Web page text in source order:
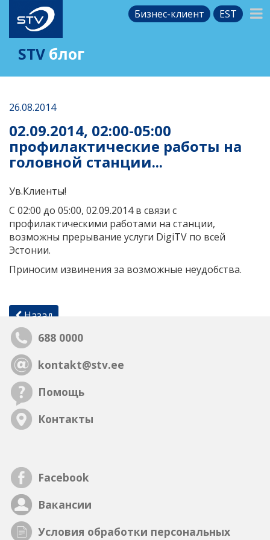
Бизнес-клиент EST
STV блог
26.08.2014
02.09.2014, 02:00-05:00
профилактические работы на
головной станции...
Ув.Клиенты!
C 02:00 до 05:00, 02.09.2014 в связи с
профилактическими работами на станции,
возможны прерывание услуги DigiTV по всей
Эстонии.
Приносим извинения за возможные неудобства.
Назад
688 0000
kontakt@stv.ee
Помощь
Контакты
Facebook
Вакансии
Условия обработки персональных